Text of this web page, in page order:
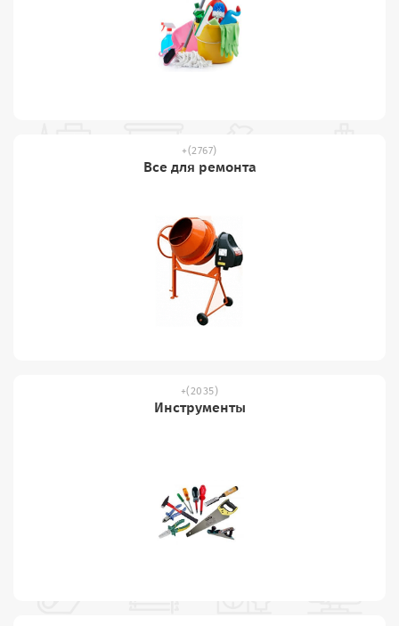
(2767)
Все для ремонта
(2035)
Инструменты